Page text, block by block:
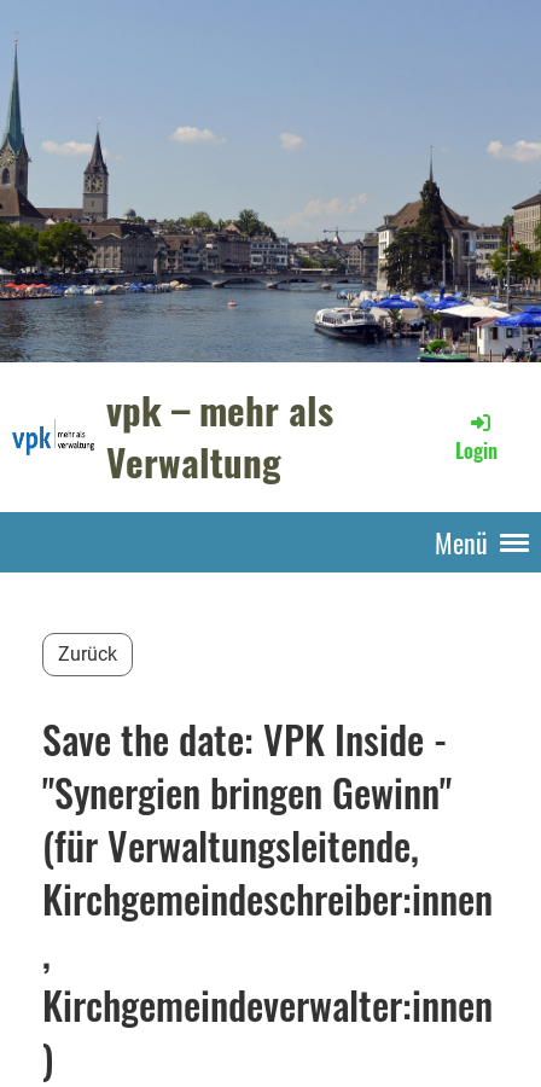
vpk – mehr als
Verwaltung
Login
Menü
Zurück
Save the date: VPK Inside -
"Synergien bringen Gewinn"
(für Verwaltungsleitende,
Kirchgemeindeschreiber:innen
,
Kirchgemeindeverwalter:innen
)